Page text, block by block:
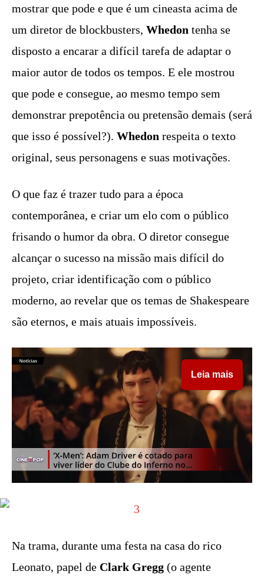
mostrar que pode e que é um cineasta acima de
um diretor de blockbusters, Whedon tenha se
disposto a encarar a difícil tarefa de adaptar o
maior autor de todos os tempos. E ele mostrou
que pode e consegue, ao mesmo tempo sem
demonstrar prepotência ou pretensão demais (será
que isso é possível?). Whedon respeita o texto
original, seus personagens e suas motivações.
O que faz é trazer tudo para a época
contemporânea, e criar um elo com o público
frisando o humor da obra. O diretor consegue
alcançar o sucesso na missão mais difícil do
projeto, criar identificação com o público
moderno, ao revelar que os temas de Shakespeare
são eternos, e mais atuais impossíveis.
Leia mais
Na trama, durante uma festa na casa do rico
Leonato, papel de Clark Gregg (o agente